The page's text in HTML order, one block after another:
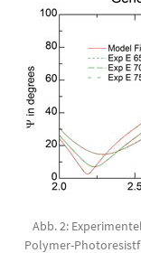
Abb. 2:
Polymer-